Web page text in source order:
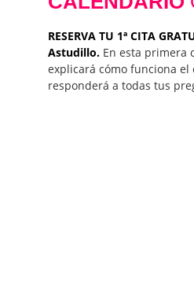
RESERVA TU 1ª CITA
Astudillo. En esta primera
explicará cómo funciona
responderá a todas tus